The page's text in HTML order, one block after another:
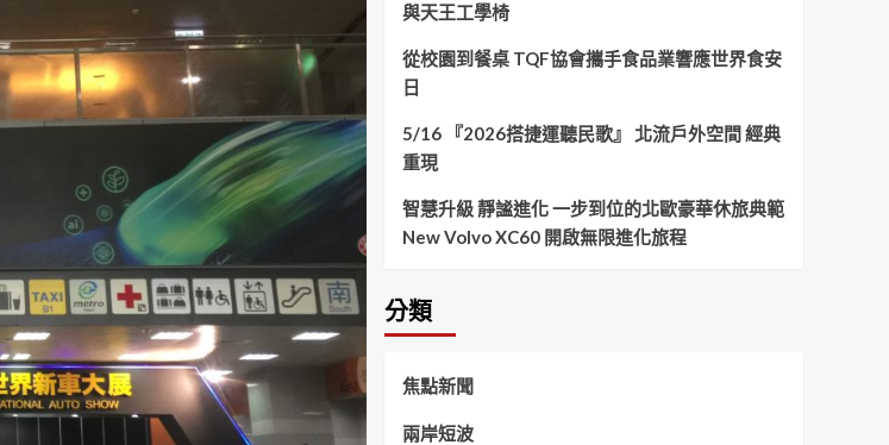
與天王工學椅
從校園到餐桌 TQF協會攜手食品業響應世界食安
日
5/16 『2026搭捷運聽民歌』 北流戶外空間 經典
重現
智慧升級 靜謐進化 一步到位的北歐豪華休旅典範
New Volvo XC60 開啟無限進化旅程
分類
焦點新聞
兩岸短波